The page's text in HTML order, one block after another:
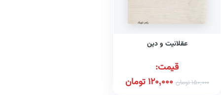
عقلانیت و دین
قیمت:
150,000تومان 120,000تومان